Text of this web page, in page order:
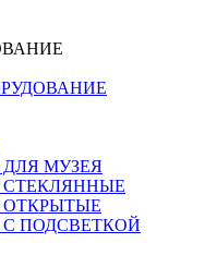
МУЗЕЯ
ПОДСВЕТКОЙ